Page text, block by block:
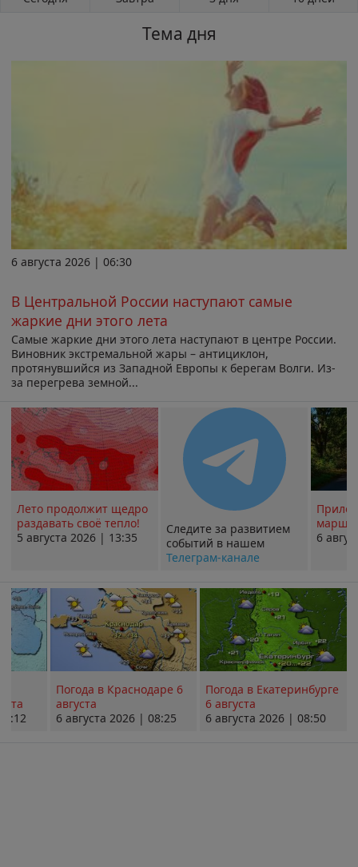
Тема дня
6 августа 2026 | 06:30
В Центральной России наступают самые
жаркие дни этого лета
Самые жаркие дни этого лета наступают в центре России.
Виновник экстремальной жары – антициклон,
протянувшийся из Западной Европы к берегам Волги. Из-
за перегрева земной...
Лето продолжит щедро
раздавать своё тепло!
5 августа 2026 | 13:35
Следите за развитием
событий в нашем
Телеграм-канале
6
Погода в Краснодаре 6
августа
6 августа 2026 | 08:25
Погода в Екатеринбурге
6 августа
6 августа 2026 | 08:50